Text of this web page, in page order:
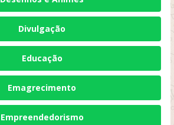
Divulgação
Educação
Emagrecimento
Empreendedorismo